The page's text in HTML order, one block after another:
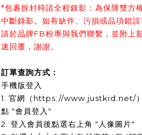
*包裹拆封時請全程錄影：為保障雙方
中斷錄影。如有缺件、污損或品項錯誤
請於品牌FB粉專與我們聯繫，並附上
速回覆，謝謝。
訂單查詢方式：
手機版登入
1. 官網（https://www.justkid.net/）
點 "會員登入"
2. 登入會員後點選右上角 "人像圖片"